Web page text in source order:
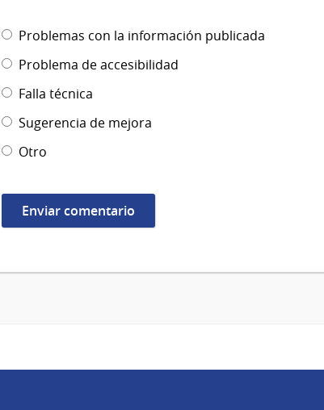
Problemas con la información publicada
Problema de accesibilidad
Falla técnica
Sugerencia de mejora
Otro